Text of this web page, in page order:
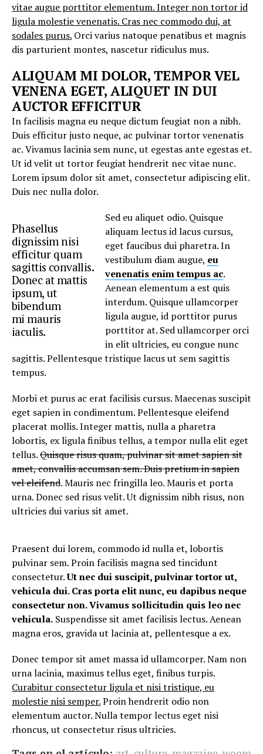
vitae augue porttitor elementum. Integer non tortor id
ligula molestie venenatis. Cras nec commodo dui, at
sodales purus. Orci varius natoque penatibus et magnis
dis parturient montes, nascetur ridiculus mus.
ALIQUAM MI DOLOR, TEMPOR VEL
VENENA EGET, ALIQUET IN DUI
AUCTOR EFFICITUR
In facilisis magna eu neque dictum feugiat non a nibh.
Duis efficitur justo neque, ac pulvinar tortor venenatis
ac. Vivamus lacinia sem nunc, ut egestas ante egestas et.
Ut id velit ut tortor feugiat hendrerit nec vitae nunc.
Lorem ipsum dolor sit amet, consectetur adipiscing elit.
Duis nec nulla dolor.
Phasellus
dignissim nisi
efficitur quam
sagittis convallis.
Donec at mattis
ipsum, ut
bibendum
mi mauris
iaculis.
Sed eu aliquet odio. Quisque
aliquam lectus id lacus cursus,
eget faucibus dui pharetra. In
vestibulum diam augue, eu
venenatis enim tempus ac.
Aenean elementum a est quis
interdum. Quisque ullamcorper
ligula augue, id porttitor purus
porttitor at. Sed ullamcorper orci
in elit ultricies, eu congue nunc
sagittis. Pellentesque tristique lacus ut sem sagittis
tempus.
Morbi et purus ac erat facilisis cursus. Maecenas suscipit
eget sapien in condimentum. Pellentesque eleifend
placerat mollis. Integer mattis, nulla a pharetra
lobortis, ex ligula finibus tellus, a tempor nulla elit eget
tellus.Quisque risus quam, pulvinar sit amet sapien sit
amet, convallis accumsan sem. Duis pretium in sapien
vel eleifend. Mauris nec fringilla leo. Mauris et porta
urna. Donec sed risus velit. Ut dignissim nibh risus, non
ultricies dui varius sit amet.
Praesent dui lorem, commodo id nulla et, lobortis
pulvinar sem. Proin facilisis magna sed tincidunt
consectetur.Ut nec dui suscipit, pulvinar tortor ut,
vehicula dui. Cras porta elit nunc, eu dapibus neque
consectetur non. Vivamus sollicitudin quis leo nec
vehicula. Suspendisse sit amet facilisis lectus. Aenean
magna eros, gravida ut lacinia at, pellentesque a ex.
Donec tempor sit amet massa id ullamcorper. Nam non
urna lacinia, maximus tellus eget, finibus turpis.
Curabitur consectetur ligula et nisi tristique, eu
molestie nisi semper.Proin hendrerit odio non
elementum auctor. Nulla tempor lectus eget nisi
rhoncus, ut consectetur risus ultricies.